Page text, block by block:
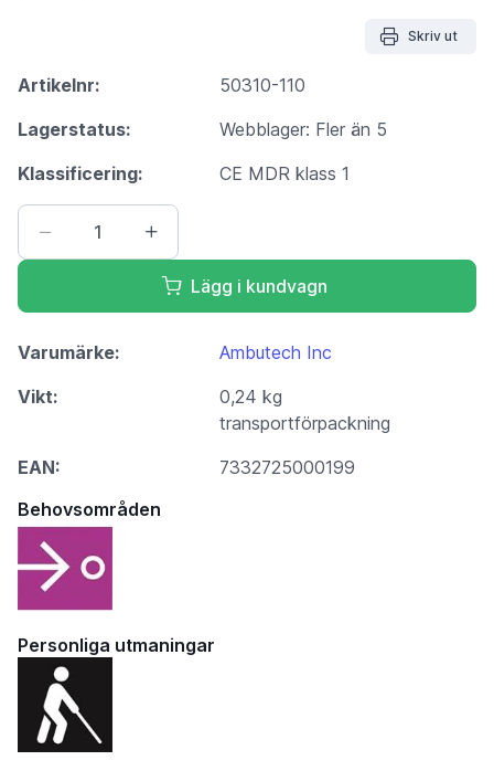
Skriv ut
Artikelnr:
50310-110
Lagerstatus:
Webblager: Fler än 5
Klassificering:
CE MDR klass 1
Lägg i kundvagn
Varumärke:
Ambutech Inc
Vikt:
0,24 kg
transportförpackning
EAN:
7332725000199
Behovsområden
Personliga utmaningar